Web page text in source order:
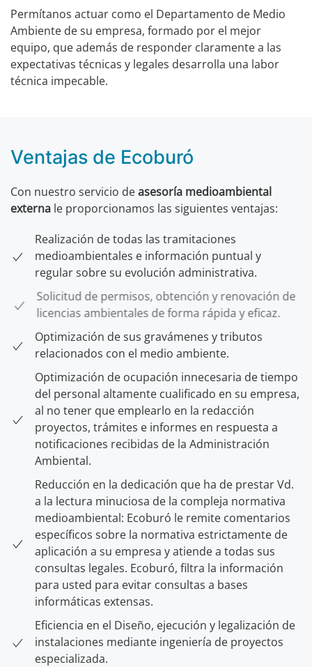
Permítanos actuar como el Departamento de Medio
Ambiente de su empresa, formado por el mejor
equipo, que además de responder claramente a las
expectativas técnicas y legales desarrolla una labor
técnica impecable.
Ventajas de Ecoburó
Con nuestro servicio deasesoría medioambiental
externa le proporcionamos las siguientes ventajas:
Realización de todas las tramitaciones
medioambientales e información puntual y
regular sobre su evolución administrativa.
Solicitud de permisos, obtención y renovación de
licencias ambientales de forma rápida y eficaz.
Optimización de sus gravámenes y tributos
relacionados con el medio ambiente.
Optimización de ocupación innecesaria de tiempo
del personal altamente cualificado en su empresa,
al no tener que emplearlo en la redacción
proyectos, trámites e informes en respuesta a
notificaciones recibidas de la Administración
Ambiental.
Reducción en la dedicación que ha de prestar Vd.
a la lectura minuciosa de la compleja normativa
medioambiental: Ecoburó le remite comentarios
específicos sobre la normativa estrictamente de
aplicación a su empresa y atiende a todas sus
consultas legales. Ecoburó, filtra la información
para usted para evitar consultas a bases
informáticas extensas.
Eficiencia en el Diseño, ejecución y legalización de
instalaciones mediante ingeniería de proyectos
especializada.